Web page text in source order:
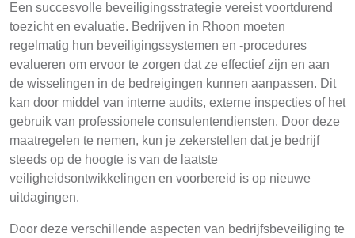
Een succesvolle beveiligingsstrategie vereist voortdurend
toezicht en evaluatie. Bedrijven in Rhoon moeten
regelmatig hun beveiligingssystemen en -procedures
evalueren om ervoor te zorgen dat ze effectief zijn en aan
de wisselingen in de bedreigingen kunnen aanpassen. Dit
kan door middel van interne audits, externe inspecties of het
gebruik van professionele consulentendiensten. Door deze
maatregelen te nemen, kun je zekerstellen dat je bedrijf
steeds op de hoogte is van de laatste
veiligheidsontwikkelingen en voorbereid is op nieuwe
uitdagingen.
Door deze verschillende aspecten van bedrijfsbeveiliging te